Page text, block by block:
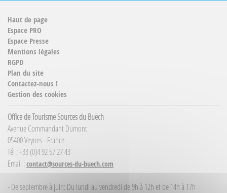
Haut de page
Espace PRO
Espace Presse
Mentions légales
RGPD
Plan du site
Contactez-nous !
Gestion des cookies
Office de Tourisme Sources du Buëch
Avenue Commandant Dumont
05400 Veynes - France
Tél : +33 (0)4 92 57 27 43
Email : contact@sources-du-buech.com
- De septembre à juin: Du lundi au vendredi de 9h à 12h et de 14h à 17h